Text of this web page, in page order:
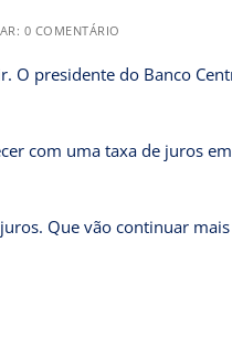
0 COMENTÁRIO
O presidente do Banco
com uma taxa de juros
Que vão continuar